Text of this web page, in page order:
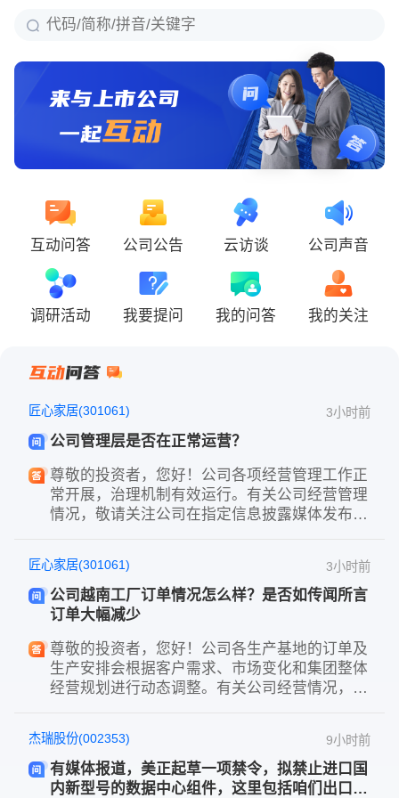
互动问答 公司公告 云访谈 公司声音
调研活动 我要提问 我的问答 我的关注
匠心家居(301061) 3小时前
公司管理层是否在正常运营？
尊敬的投资者，您好！公司各项经营管理工作正
常开展，治理机制有效运行。有关公司经营管理
情况，敬请关注公司在指定信息披露媒体发布的
匠心家居(301061) 3小时前
公司越南工厂订单情况怎么样？是否如传闻所言
订单大幅减少
尊敬的投资者，您好！公司各生产基地的订单及
生产安排会根据客户需求、市场变化和集团整体
经营规划进行动态调整。有关公司经营情况，敬
及相关公告。感谢您的关注！
杰瑞股份(002353) 9小时前
有媒体报道，美正起草一项禁令，拟禁止进口国
内新型号的数据中心组件，这里包括咱们出口数